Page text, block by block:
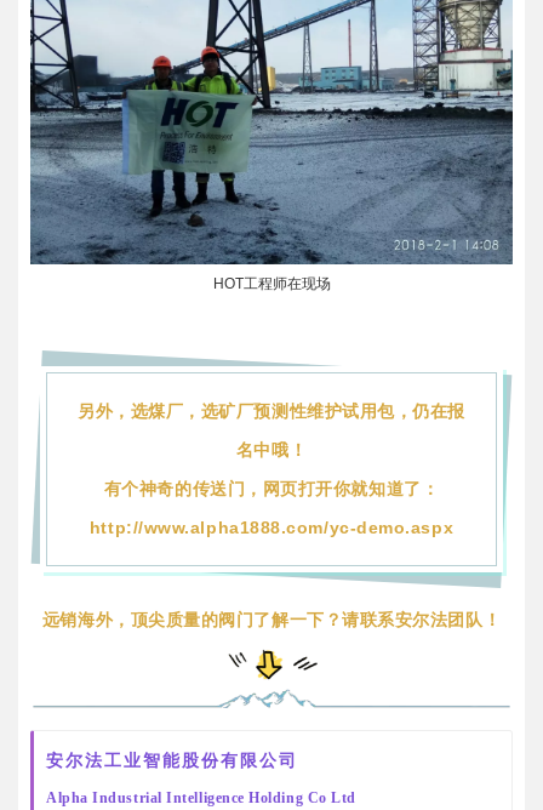
HOT工程师在现场
另外，选煤厂，选矿厂预测性维护试用包，仍在报
名中哦！
有个神奇的传送门，网页打开你就知道了：
http://www.alpha1888.com/yc-demo.aspx
远销海外，顶尖质量的阀门了解一下？请联系安尔法团队！
安尔法工业智能股份有限公司
Alpha Industrial Intelligence Holding Co Ltd